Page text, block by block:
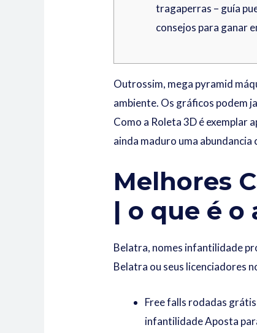
tragaperras – guía
consejos para ganar
Outrossim, mega pyramid
ambiente. Os gráficos podem
Como a Roleta 3D é exemplar
ainda maduro uma
Melhores
| o que é
Belatra, nomes infantilidade
Belatra ou seus licenciadores
Free falls rodadas
infantilidade Aposta